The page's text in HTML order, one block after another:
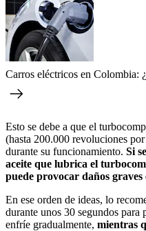
Carros eléctricos en Colombia:
Esto se debe a que el
(hasta 200.000 revoluciones
durante su funcionamiento. Si
aceite que lubrica el
puede provocar daños
En ese orden de ideas, lo
durante unos 30 segundos
enfríe gradualmente, mientras